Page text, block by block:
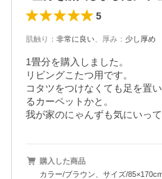
5
肌触り ： 非常に良い 厚み ： 少し厚め
1畳分を購入しました。
リビングこたつ用です。
コタツをつけなくても足を置
るカーペットかと。
我が家のにゃんずも気にいって
購入した商品
カラー/ブラウン、サイズ/